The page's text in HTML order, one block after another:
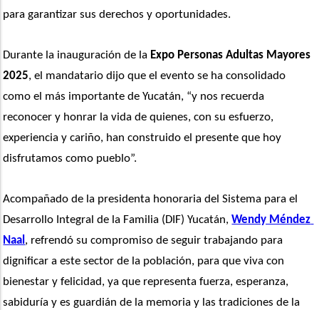
para garantizar sus derechos y oportunidades.
Durante la inauguración de la Expo Personas Adultas Mayores
2025, el mandatario dijo que el evento se ha consolidado
como el más importante de Yucatán, “y nos recuerda
reconocer y honrar la vida de quienes, con su esfuerzo,
experiencia y cariño, han construido el presente que hoy
disfrutamos como pueblo”.
Acompañado de la presidenta honoraria del Sistema para el
Desarrollo Integral de la Familia (DIF) Yucatán, Wendy Méndez
Naal , refrendó su compromiso de seguir trabajando para
dignificar a este sector de la población, para que viva con
bienestar y felicidad, ya que representa fuerza, esperanza,
sabiduría y es guardián de la memoria y las tradiciones de la